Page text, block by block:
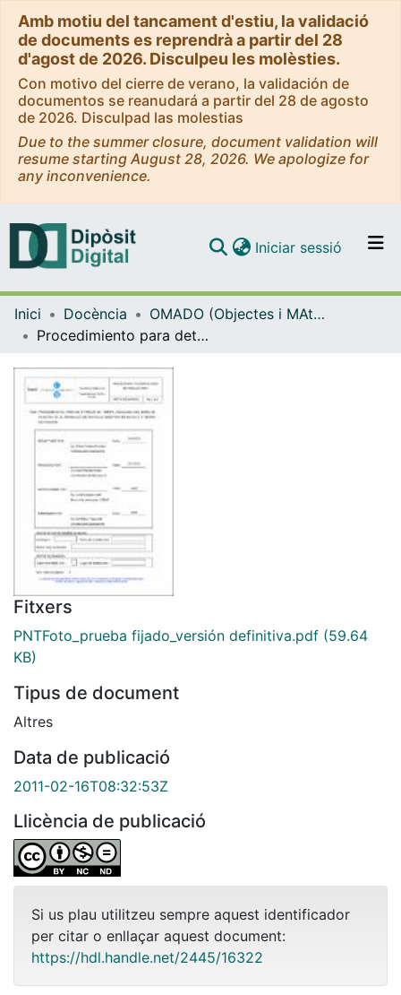
Amb motiu del tancament d'estiu, la validació
de documents es reprendrà a partir del 28
d'agost de 2026. Disculpeu les molèsties.
Con motivo del cierre de verano, la validación de
documentos se reanudará a partir del 28 de agosto
de 2026. Disculpad las molestias
Due to the summer closure, document validation will
resume starting August 28, 2026. We apologize for
any inconvenience.
Navega per tot el DD
Iniciar sessió (current)
Inici Docència
OMADO (Objectes i MAterials DOcents)
Procedimiento para determinar el tiempo adecuado del baño de fijación en el revelado de película negativa en carrete
Fitxers
PNTFoto_prueba fijado_versión definitiva.pdf (59.64
KB)
Tipus de document
Altres
Data de publicació
2011-02-16T08:32:53Z
Llicència de publicació
Si us plau utilitzeu sempre aquest identificador
per citar o enllaçar aquest document:
https://hdl.handle.net/2445/16322